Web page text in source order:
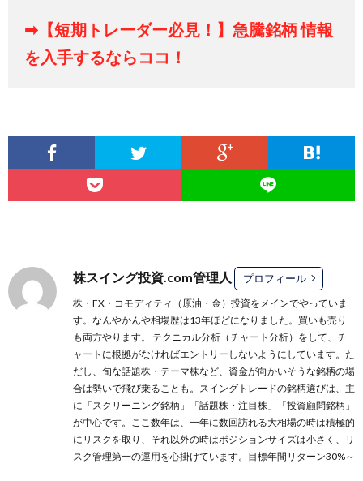
➡【短期トレーダー必見！】急騰銘柄 情報
を入手するならココ！
株スイング投資.com管理人 プロフィール
株・FX・コモディティ（原油・金）投資をメインでやっていま
す。なんやかんや相場歴は13年ほどになりました。買いも売り
も両方やります。 テクニカル分析（チャート分析）をして、チ
ャートに根拠がなければエントリーしないようにしています。た
だし、旬な話題株・テーマ株など、資金が向かいそうな銘柄の場
合は勢いで飛び乗ることも。スイングトレードの銘柄選びは、主
に 「スクリーニング銘柄」 「話題株・注目株」
「投資顧問銘柄」
が中心です。ここ数年は、一年に数回訪れる大相場の時は積極的
にリスクを取り、それ以外の時はポジションサイズは小さく、リ
スク管理第一の運用を心掛けています。目標年間リターン30%～